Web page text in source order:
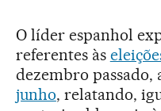
O líder espanhol
referentes às
dezembro passado,
junho, relatando,